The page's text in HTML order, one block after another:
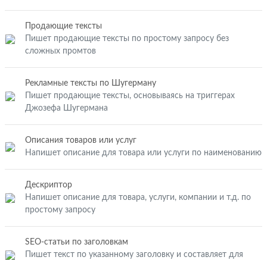
Продающие тексты
Пишет продающие тексты по простому запросу без
сложных промтов
Рекламные тексты по Шугерману
Пишет продающие тексты, основываясь на триггерах
Джозефа Шугермана
Описания товаров или услуг
Напишет описание для товара или услуги по наименованию
Дескриптор
Напишет описание для товара, услуги, компании и т.д. по
простому запросу
SEO-статьи по заголовкам
Пишет текст по указанному заголовку и составляет для